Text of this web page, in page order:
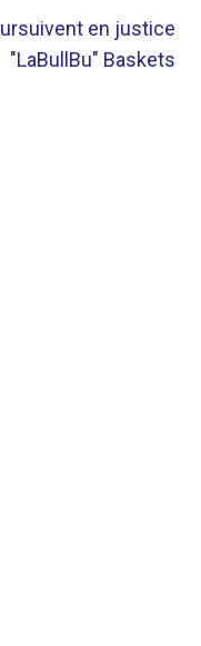
en justice
"LaBullBu" Baskets